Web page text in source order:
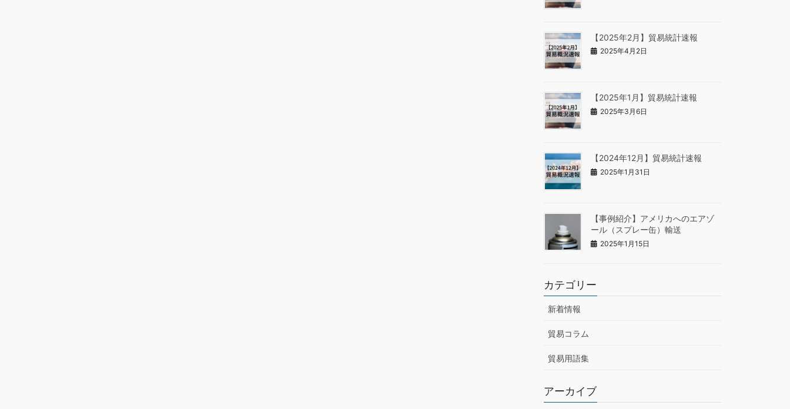
【2025年2月】貿易統計速報
2025年4月2日
【2025年1月】貿易統計速報
2025年3月6日
【2024年12月】貿易統計速報
2025年1月31日
【事例紹介】アメリカへのエアゾ
ール（スプレー缶）輸送
2025年1月15日
カテゴリー
新着情報
貿易コラム
貿易用語集
アーカイブ